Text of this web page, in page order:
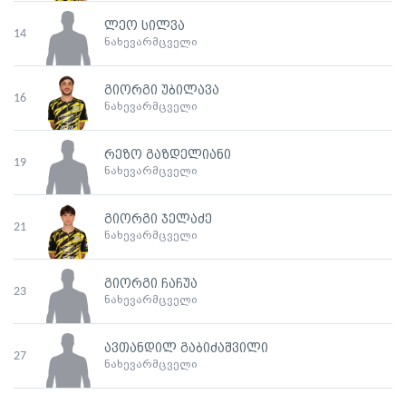
14
ლეო სილვა
ნახევარმცველი
16
გიორგი უბილავა
ნახევარმცველი
19
რეზო გაზდელიანი
ნახევარმცველი
21
გიორგი ჯელაძე
ნახევარმცველი
23
გიორგი ჩაჩუა
ნახევარმცველი
27
ავთანდილ გაბიძაშვილი
ნახევარმცველი